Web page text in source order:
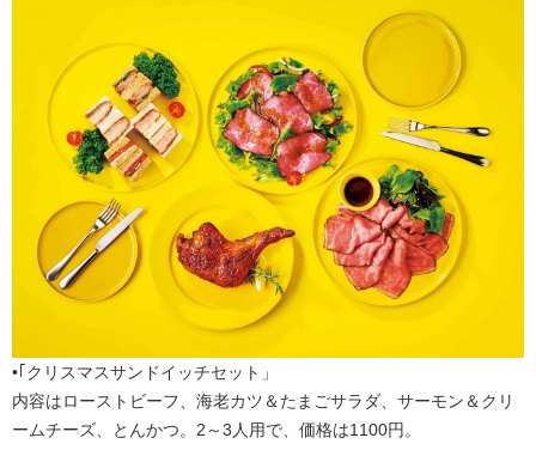
•｢クリスマスサンドイッチセット」
内容はローストビーフ、海老カツ＆たまごサラダ、サーモン＆クリ
ームチーズ、とんかつ。2～3人用で、価格は1100円。